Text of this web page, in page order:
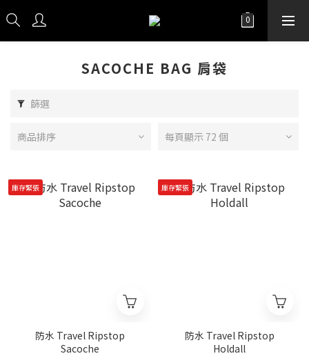
SACOCHE BAG 肩袋
篩選
商品排序 每頁顯示 72 個
庫存緊張
防水 Travel Ripstop
Sacoche
庫存緊張
防水 Travel Ripstop
Holdall